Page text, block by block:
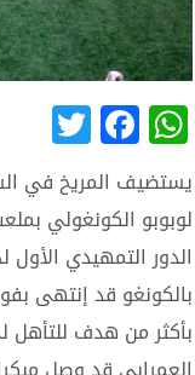
WhatsApp
يستضيف المريخ في
لوبوبو الكونغولي
الدور التمهيدي الأول
بالكونغو قد إنتهى